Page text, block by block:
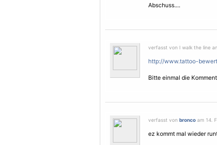
Abschuss....
verfasst von I walk the line
http://www.tattoo-
Bitte einmal die
verfasst von bronco am 14.
ez kommt mal wieder